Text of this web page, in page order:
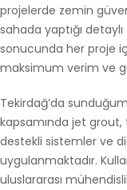
projelerde zemin
sahada yaptığı
sonucunda her proje
maksimum verim ve
Tekirdağ’da
kapsamında jet grout,
destekli sistemler ve
uygulanmaktadır.
uluslararası